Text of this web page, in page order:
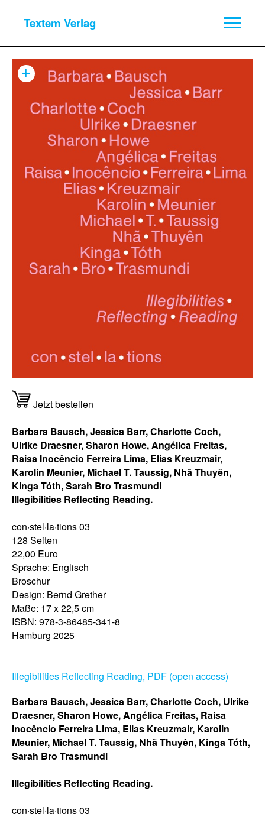
Textem Verlag
+
Barbara Bausch, Jessica Barr, Charlotte Coch, Ulrike
Draesner, Sharon Howe, Angélica Freitas, Raisa
Inocêncio Ferreira Lima, Elias Kreuzmair, Karolin
Meunier, Michael T. Taussig, Nhã Thuyên, Kinga Tóth,
Sarah Bro Trasmundi
Illegibilities Reflecting Reading.
con·stel·la·tions 03
Jetzt bestellen
Barbara Bausch, Jessica Barr, Charlotte Coch,
Ulrike Draesner, Sharon Howe, Angélica Freitas,
Raisa Inocêncio Ferreira Lima, Elias Kreuzmair,
Karolin Meunier, Michael T. Taussig, Nhã Thuyên,
Kinga Tóth, Sarah Bro Trasmundi
Illegibilities Reflecting Reading.
con·stel·la·tions 03
128 Seiten
22,00 Euro
Sprache: Englisch
Broschur
Design: Bernd Grether
Maße: 17 x 22,5 cm
ISBN: 978-3-86485-341-8
Hamburg 2025
Illegibilities Reflecting Reading, PDF (open access)